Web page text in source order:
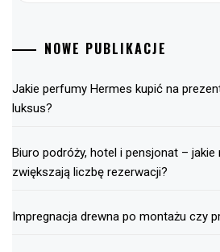
NOWE PUBLIKACJE
Jakie perfumy Hermes kupić na
luksus?
Biuro podróży, hotel i pensjonat – jakie
zwiększają liczbę rezerwacji?
Impregnacja drewna po montażu czy